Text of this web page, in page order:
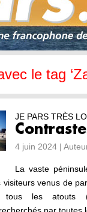
le tag
JE PARS TRÈS
4 juin 2024 |
La vaste
visiteurs venus de
tous les atouts